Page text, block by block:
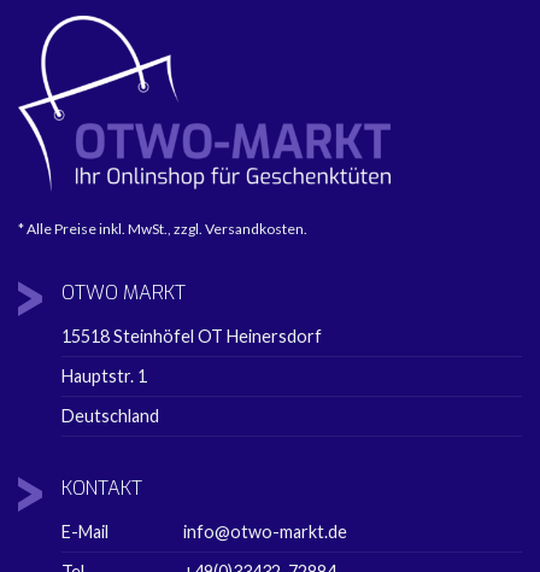
* Alle Preise inkl. MwSt., zzgl. Versandkosten.
OTWO MARKT
15518 Steinhöfel OT Heinersdorf
Hauptstr. 1
Deutschland
KONTAKT
E-Mail
info@otwo-markt.de